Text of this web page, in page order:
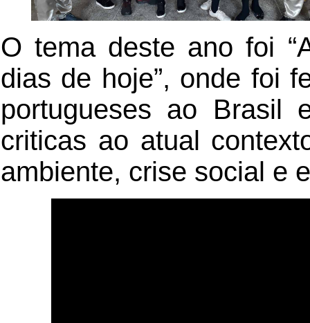
O tema deste ano foi
dias de hoje”, onde foi
portugueses ao Brasil
criticas ao atual
ambiente, crise social e